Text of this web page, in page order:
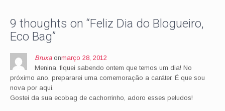
9 thoughts on “Feliz Dia do Blogueiro,
Eco Bag”
Bruxaonmarço 28, 2012
Menina, fiquei sabendo ontem que temos um dia! No
próximo ano, prepararei uma comemoração a caráter. É que sou
nova por aqui.
Gostei da sua ecobag de cachorrinho, adoro esses peludos!